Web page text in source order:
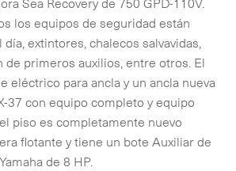
los equipos de seguridad están
extintores, chalecos salvavidas,
de primeros auxilios, entre otros. El
eléctrico para ancla y un ancla nueva
37 con equipo completo y equipo
piso es completamente nuevo
flotante y tiene un bote Auxiliar de
de 8 HP.